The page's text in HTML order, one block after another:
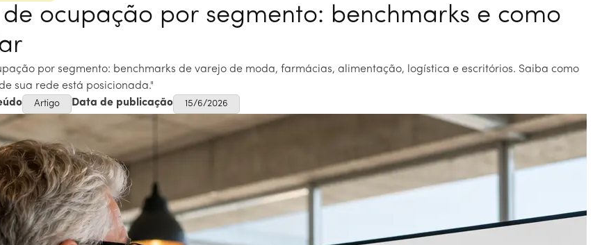
de ocupação por segmento: benchmarks e como
por segmento: benchmarks de varejo de moda, farmácias, alimentação, logística e escritórios. Saiba como
sua rede está posicionada."
Artigo Data de publicação 15/6/2026